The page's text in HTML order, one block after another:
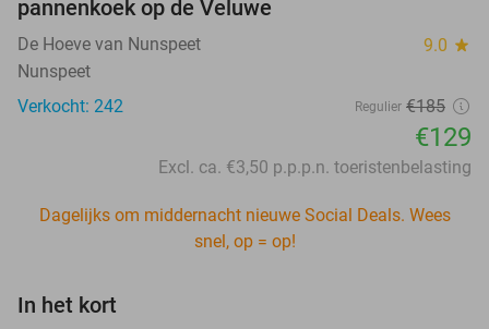
pannenkoek op de Veluwe
De Hoeve van Nunspeet 9.0 star
Nunspeet
Verkocht: 242
Regulier €185
€129
Excl. ca. €3,50 p.p.p.n. toeristenbelasting
Dagelijks om middernacht nieuwe Social Deals. Wees
snel, op = op!
In het kort